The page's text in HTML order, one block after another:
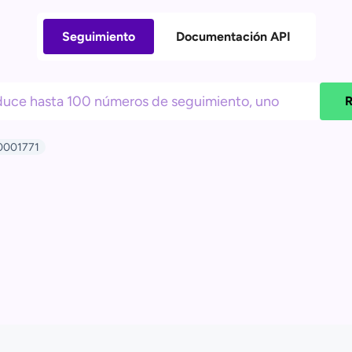
Seguimiento Documentación API